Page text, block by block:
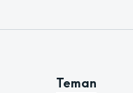
Teman